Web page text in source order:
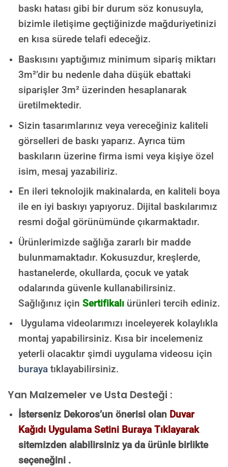
baskı hatası gibi bir durum söz konusuyla,
bizimle iletişime geçtiğinizde mağduriyetinizi
en kısa sürede telafi edeceğiz.
Baskısını yaptığımız minimum sipariş miktarı
3m²’dir bu nedenle daha düşük ebattaki
siparişler 3m² üzerinden hesaplanarak
üretilmektedir.
Sizin tasarımlarınız veya vereceğiniz kaliteli
görselleri de baskı yaparız. Ayrıca tüm
baskıların üzerine firma ismi veya kişiye özel
isim, mesaj yazabiliriz.
En ileri teknolojik makinalarda, en kaliteli boya
ile en iyi baskıyı yapıyoruz. Dijital baskılarımız
resmi doğal görünümünde çıkarmaktadır.
Ürünlerimizde sağlığa zararlı bir madde
bulunmamaktadır. Kokusuzdur, kreşlerde,
hastanelerde, okullarda, çocuk ve yatak
odalarında güvenle kullanabilirsiniz.
Sağlığınız için Sertifikalıürünleri tercih ediniz.
Uygulama videolarımızı inceleyerek kolaylıkla
montaj yapabilirsiniz. Kısa bir incelemeniz
yeterli olacaktır şimdi uygulama videosu için
burayatıklayabilirsiniz.
Yan Malzemeler ve Usta Desteği :
İsterseniz Dekoros’un önerisi olan Duvar
Kağıdı Uygulama Setini Buraya Tıklayarak
sitemizden alabilirsiniz ya da ürünle birlikte
seçeneğini .